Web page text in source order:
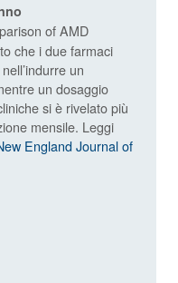
of AMD
che i due farmaci
un
un dosaggio
si è rivelato più
mensile. Leggi
England Journal of